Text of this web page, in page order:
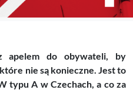
apelem do obywateli, by
nie są konieczne. Jest to
typu A w Czechach, a co za